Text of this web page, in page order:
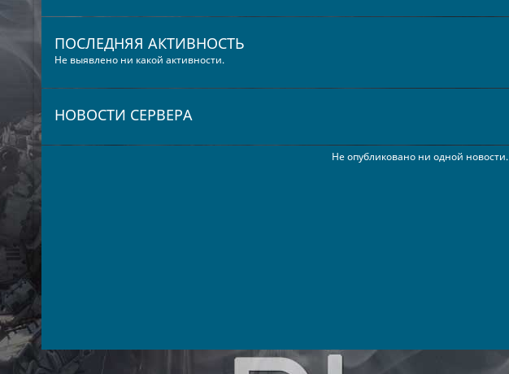
ПОСЛЕДНЯЯ АКТИВНОСТЬ
Не выявлено ни какой активности.
НОВОСТИ СЕРВЕРА
Не опубликовано ни одной новости.